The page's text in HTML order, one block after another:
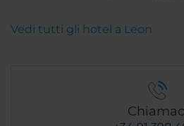
Vedi tutti gli hotel a Leon